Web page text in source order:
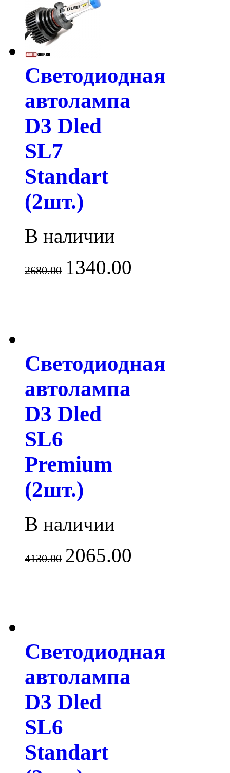
Светодиодная
автолампа
D3 Dled
SL7
Standart
(2шт.)
В наличии
2680.00 1340.00
Светодиодная
автолампа
D3 Dled
SL6
Premium
(2шт.)
В наличии
4130.00 2065.00
Светодиодная
автолампа
D3 Dled
SL6
Standart